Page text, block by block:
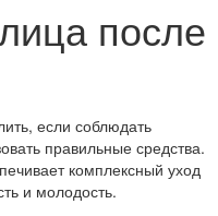
после
если соблюдать
правильные средства.
комплексный уход
и молодость.